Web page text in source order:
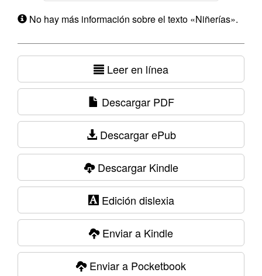
No hay más información sobre el texto «Niñerías».
Leer en línea
Descargar PDF
Descargar ePub
Descargar Kindle
Edición dislexia
Enviar a Kindle
Enviar a Pocketbook